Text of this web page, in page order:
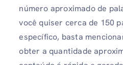
número aproximado de
você quiser cerca de 150
específico, basta
obter a quantidade